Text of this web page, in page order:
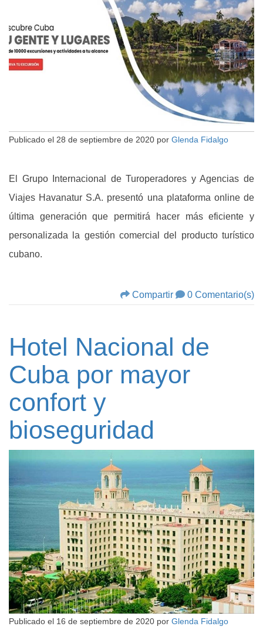
Publicado el 28 de septiembre de 2020 por Glenda Fidalgo
El Grupo Internacional de Turoperadores y Agencias de
Viajes Havanatur S.A. presentó una plataforma online de
última generación que permitirá hacer más eficiente y
personalizada la gestión comercial del producto turístico
cubano.
Compartir 0 Comentario(s)
Hotel Nacional de
Cuba por mayor
confort y
bioseguridad
Publicado el 16 de septiembre de 2020 por Glenda Fidalgo